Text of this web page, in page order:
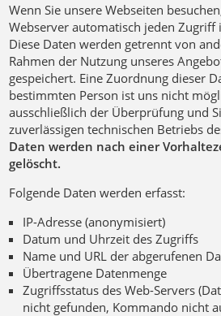
Wenn Sie unsere Webseiten
Webserver automatisch jeden
Diese Daten werden getrennt von
Rahmen der Nutzung unseres
gespeichert. Eine Zuordnung dieser
bestimmten Person ist uns nicht
ausschließlich der Überprüfung und
zuverlässigen technischen Betriebs
Daten werden nach einer
gelöscht.
Folgende Daten werden erfasst:
IP-Adresse (anonymisiert)
Datum und Uhrzeit des Zugriffs
Name und URL der abgerufenen
Übertragene Datenmenge
Zugriffsstatus des Web-Servers
nicht gefunden, Kommando nicht